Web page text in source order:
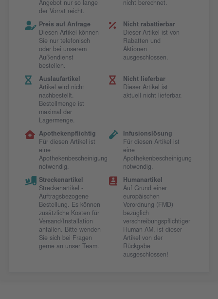
Angebot nur so lange
der Vorrat reicht.
nicht berechnet.
Preis auf Anfrage
Diesen Artikel können
Sie nur telefonisch
oder bei unserem
Außendienst
bestellen.
Nicht rabattierbar
Dieser Artikel ist von
Rabatten und
Aktionen
ausgeschlossen.
Auslaufartikel
Artikel wird nicht
nachbestellt.
Bestellmenge ist
maximal der
Lagermenge.
Nicht lieferbar
Dieser Artikel ist
aktuell nicht lieferbar.
Apothekenpflichtig
Für diesen Artikel ist
eine
Apothekenbescheinigung
notwendig.
Infusionslösung
Für diesen Artikel ist
eine
Apothekenbescheinigung
notwendig.
Streckenartikel
Streckenartikel -
Auftragsbezogene
Bestellung. Es können
zusätzliche Kosten für
Versand/Installation
anfallen. Bitte wenden
Sie sich bei Fragen
gerne an unser Team.
Humanartikel
Auf Grund einer
europäischen
Verordnung (FMD)
bezüglich
verschreibungspflichtiger
Human-AM, ist dieser
Artikel von der
Rückgabe
ausgeschlossen!